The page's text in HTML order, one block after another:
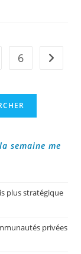
6 Aller à
semaine me
plus stratégique
privées